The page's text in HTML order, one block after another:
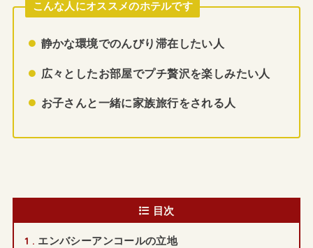
こんな人にオススメのホテルです
静かな環境でのんびり滞在したい人
広々としたお部屋でプチ贅沢を楽しみたい人
お子さんと一緒に家族旅行をされる人
目次
1 エンバシーアンコールの立地